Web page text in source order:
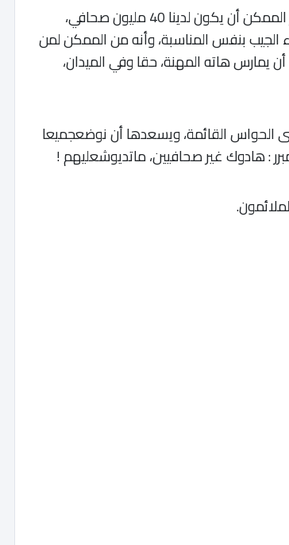
نمضي الوقت كله اليوم في محاولة شرح مضحكة أنه من غير الممكن أن يكون لدينا 40 مليون صحافي،
الجيب بنفس المناسبة، وأنه من الممكن لمن
يمارس هاته المهنة، حقا وفي الميدان،
الحواس القائمة، ويسعدها أن نوضعجميعا
: هادوك غير صحافيين، ماتديوشعليهم !